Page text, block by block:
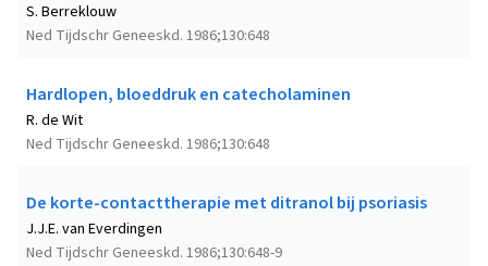
Ned Tijdschr Geneeskd. 1986;130:648
S. Berreklouw
Hardlopen, bloeddruk en catecholaminen
Ned Tijdschr Geneeskd. 1986;130:648
R. de Wit
De korte-contacttherapie met ditranol bij psoriasis
Ned Tijdschr Geneeskd. 1986;130:648-9
J.J.E. van Everdingen